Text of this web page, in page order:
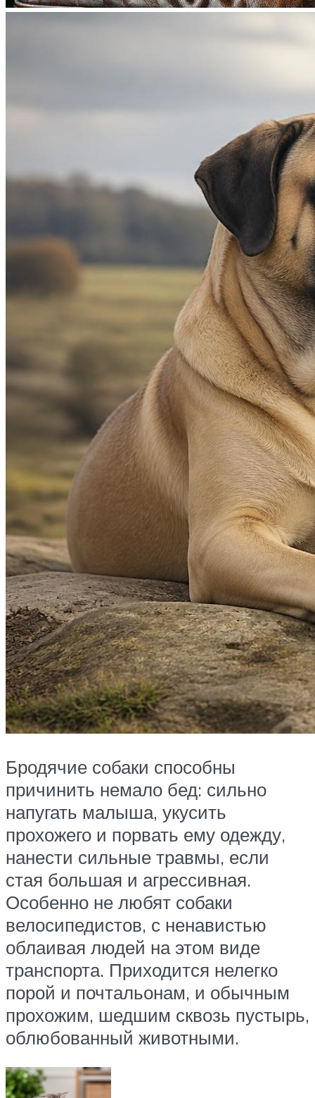
Бродячие собаки способны
причинить немало бед: сильно
напугать малыша, укусить
прохожего и порвать ему одежду,
нанести сильные травмы, если
стая большая и агрессивная.
Особенно не любят собаки
велосипедистов, с ненавистью
облаивая людей на этом виде
транспорта. Приходится нелегко
порой и почтальонам, и обычным
прохожим, шедшим сквозь пустырь,
облюбованный животными.